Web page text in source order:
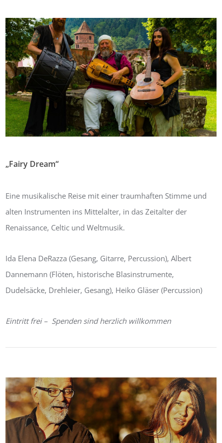
„Fairy Dream“
Eine musikalische Reise mit einer traumhaften Stimme und
alten Instrumenten ins Mittelalter, in das Zeitalter der
Renaissance, Celtic und Weltmusik.
Ida Elena DeRazza (Gesang, Gitarre, Percussion), Albert
Dannemann (Flöten, historische Blasinstrumente,
Dudelsäcke, Drehleier, Gesang), Heiko Gläser (Percussion)
Eintritt frei – Spenden sind herzlich willkommen